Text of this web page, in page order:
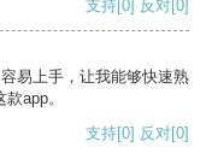
支持[0] 反对[0]
易上手，让我能够快速熟
app。
支持[0] 反对[0]